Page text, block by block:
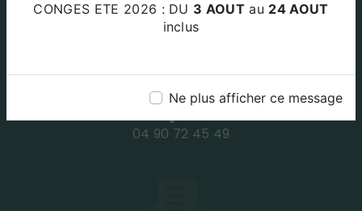
CONGES ETE 2026 : DU 3 AOUT au 24 AOUT
inclus
Ne plus afficher ce message
Téléphone
04 90 72 45 49